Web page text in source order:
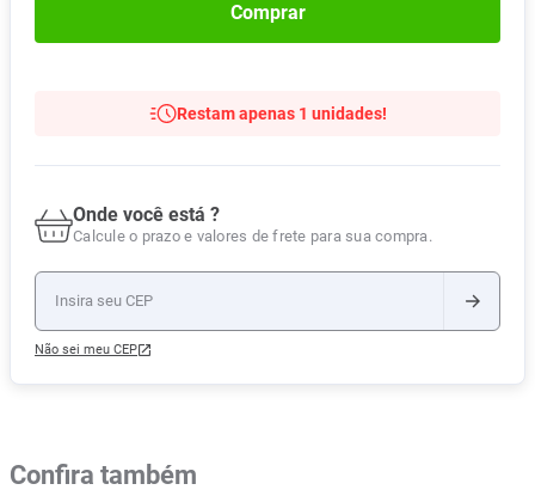
Comprar
Restam apenas 1 unidades!
Onde você está ?
Calcule o prazo e valores de frete para sua compra.
Não sei meu CEP
Confira também